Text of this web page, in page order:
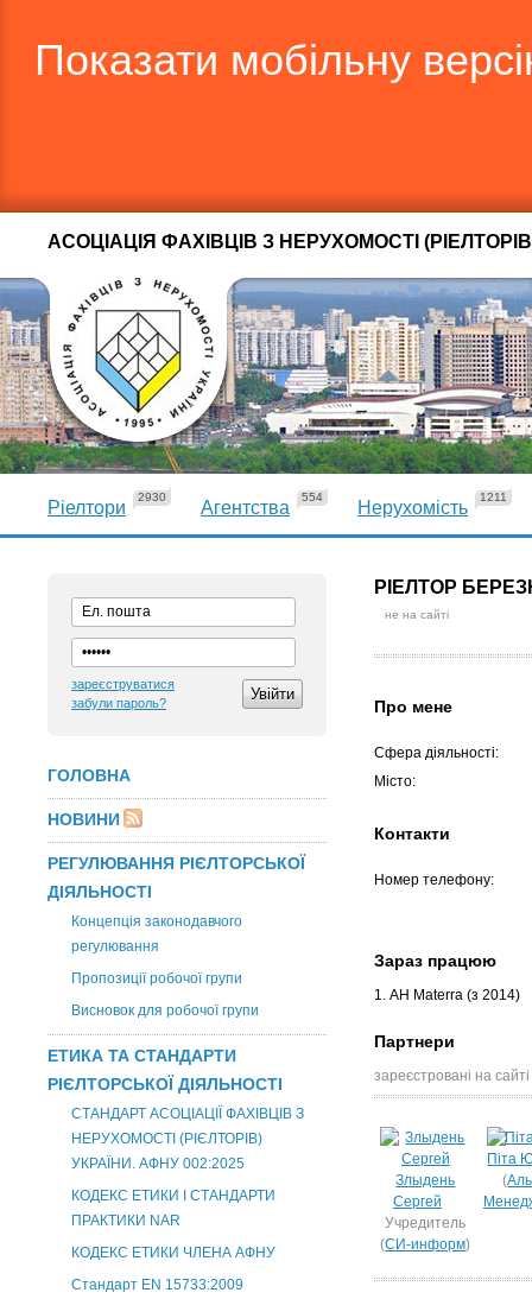
Показати мобільну
АСОЦІАЦІЯ ФАХІВЦІВ З НЕРУХОМОСТІ
Ріелтори
2930
Агентства
554
Нерухомість
1211
зареєструватися
забули пароль?
ГОЛОВНА
НОВИНИ
РЕГУЛЮВАННЯ РІЄЛТОРСЬКОЇ
ДІЯЛЬНОСТІ
Концепція законодавчого
регулювання
Пропозиції робочої групи
Висновок для робочої групи
ЕТИКА ТА СТАНДАРТИ
РІЄЛТОРСЬКОЇ ДІЯЛЬНОСТІ
СТАНДАРТ АСОЦІАЦІЇ ФАХІВЦІВ З
НЕРУХОМОСТІ (РІЄЛТОРІВ)
УКРАЇНИ. АФНУ 002:2025
КОДЕКС ЕТИКИ І СТАНДАРТИ
ПРАКТИКИ NAR
КОДЕКС ЕТИКИ ЧЛЕНА АФНУ
Стандарт EN 15733:2009
РІЕЛТОР
не на сайті
Про мене
Сфера діяльності:
Місто:
Контакти
Номер телефону:
Зараз працюю
1. АН Materra (з 2014)
Партнери
зареєстровані на сайті
Злыдень
Сергей
Учредитель
(СИ-информ)
Піта
(